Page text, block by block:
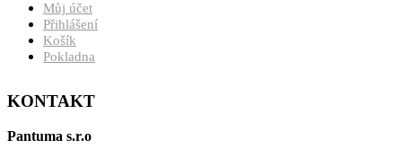
Můj účet
Přihlášení
Košík
Pokladna
KONTAKT
Pantuma s.r.o